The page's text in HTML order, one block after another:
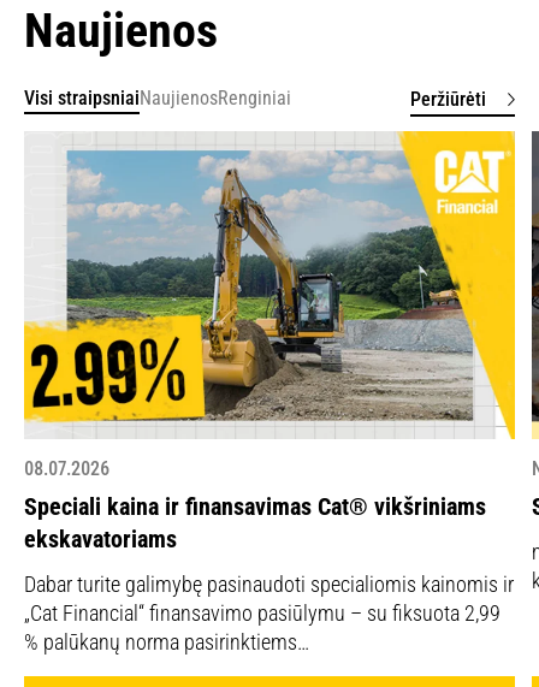
Naujienos
Visi straipsniaiNaujienosRenginiai Peržiūrėti
08.07.2026
Speciali kaina ir finansavimas Cat® vikšriniams
ekskavatoriams
Dabar turite galimybę pasinaudoti specialiomis kainomis ir
„Cat Financial“ finansavimo pasiūlymu – su fiksuota 2,99
% palūkanų norma pasirinktiems…